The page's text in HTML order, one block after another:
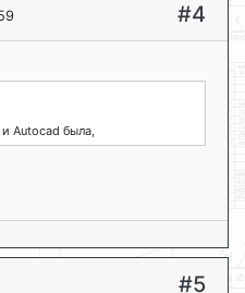
#4
Autocad была,
#5